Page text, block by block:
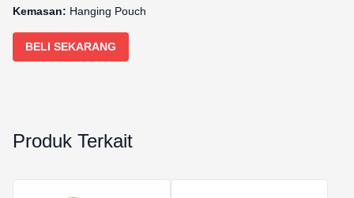
Kemasan: Hanging Pouch
BELI SEKARANG
Produk Terkait